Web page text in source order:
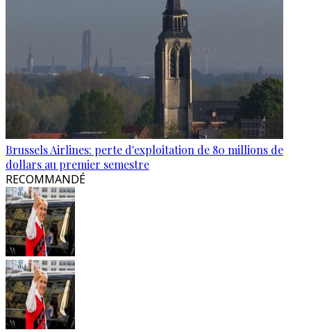
Brussels Airlines: perte d'exploitation de 80 millions de
dollars au premier semestre
RECOMMANDÉ